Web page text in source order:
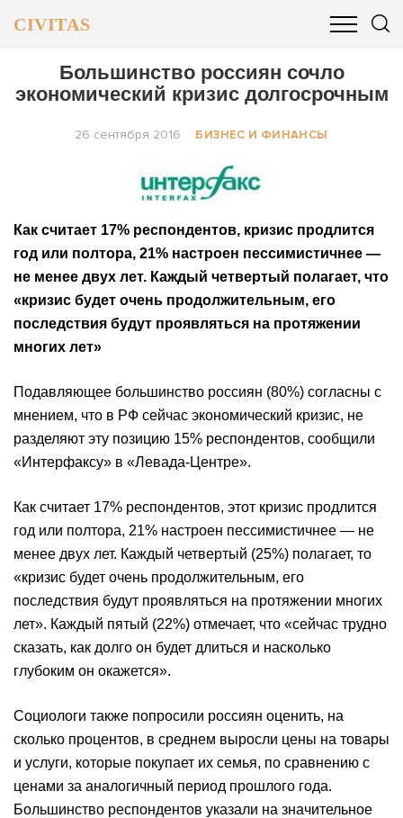
CIVITAS
ОБЩЕСТВО БИЗНЕС И ФИНАНСЫ
Большинство россиян сочло
экономический кризис долгосрочным
26 сентября 2016 БИЗНЕС И ФИНАНСЫ
Как считает 17% респондентов, кризис продлится
год или полтора, 21% настроен пессимистичнее —
не менее двух лет. Каждый четвертый полагает, что
«кризис будет очень продолжительным, его
последствия будут проявляться на протяжении
многих лет»
Подавляющее большинство россиян (80%) согласны с
мнением, что в РФ сейчас экономический кризис, не
разделяют эту позицию 15% респондентов, сообщили
«Интерфаксу» в «Левада-Центре».
Как считает 17% респондентов, этот кризис продлится
год или полтора, 21% настроен пессимистичнее — не
менее двух лет. Каждый четвертый (25%) полагает, то
«кризис будет очень продолжительным, его
последствия будут проявляться на протяжении многих
лет». Каждый пятый (22%) отмечает, что «сейчас трудно
сказать, как долго он будет длиться и насколько
глубоким он окажется».
Социологи также попросили россиян оценить, на
сколько процентов, в среднем выросли цены на товары
и услуги, которые покупает их семья, по сравнению с
ценами за аналогичный период прошлого года.
Большинство респондентов указали на значительное